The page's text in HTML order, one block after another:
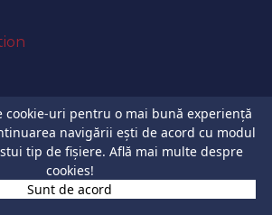
cookie-uri pentru o mai bună experiență
navigării ești de acord cu modul
tip de fișiere. Află mai multe despre
cookies!
Sunt de acord